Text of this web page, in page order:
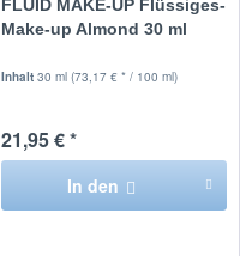
FLUID MAKE-UP Flüssiges-
Make-up Almond 30 ml
Inhalt30 ml(73,17 € * / 100 ml)
21,95 € *
In den